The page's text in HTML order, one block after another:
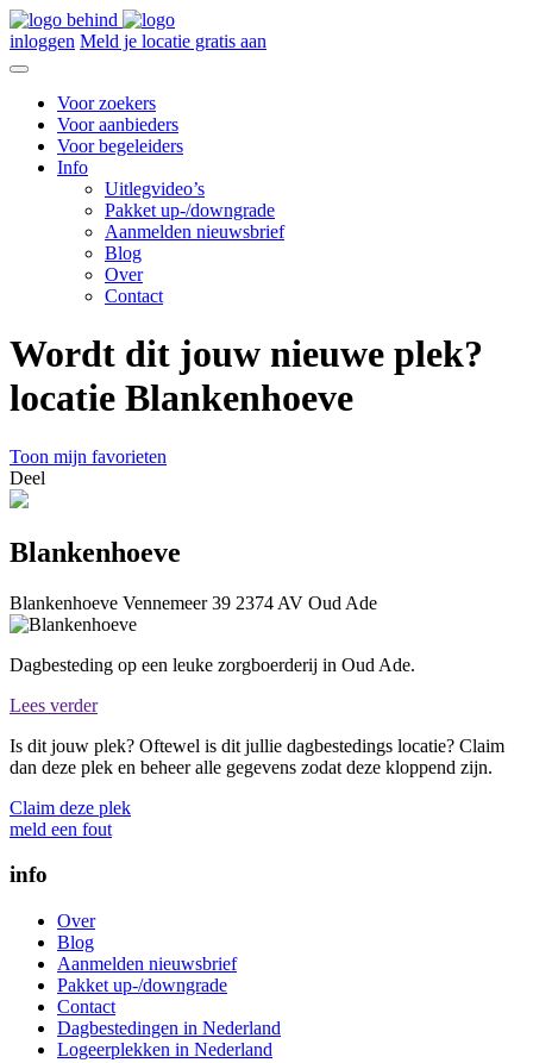
inloggen Meld je locatie gratis aan
Voor zoekers
Voor aanbieders
Voor begeleiders
Info
Uitlegvideo’s
Pakket up-/downgrade
Aanmelden nieuwsbrief
Blog
Over
Contact
Wordt dit jouw nieuwe plek?
locatie Blankenhoeve
Toon mijn favorieten
Deel
Blankenhoeve
Blankenhoeve Vennemeer 39 2374 AV Oud Ade
Dagbesteding op een leuke zorgboerderij in Oud Ade.
Lees verder
Is dit jouw plek? Oftewel is dit jullie dagbestedings locatie? Claim
dan deze plek en beheer alle gegevens zodat deze kloppend zijn.
Claim deze plek
meld een fout
info
Over
Blog
Aanmelden nieuwsbrief
Pakket up-/downgrade
Contact
Dagbestedingen in Nederland
Logeerplekken in Nederland